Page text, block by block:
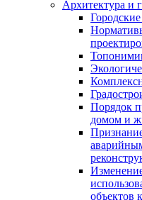
Архитектура и
Городские
Порядок
домом и
объектов